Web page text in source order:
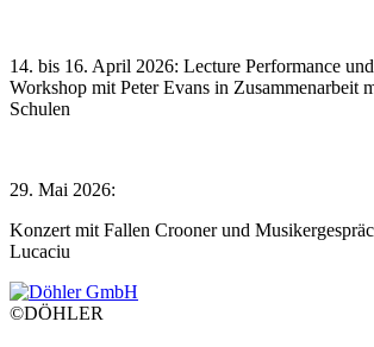
14. bis 16. April 2026: Lecture Performance
Workshop mit Peter Evans in Zusammenarbeit
Schulen
29. Mai 2026:
Konzert mit Fallen Crooner und
Lucaciu
©DÖHLER